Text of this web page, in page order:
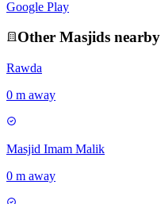
Google Play
Other Masjids nearby
Rawda
0 m away
Masjid Imam Malik
0 m away